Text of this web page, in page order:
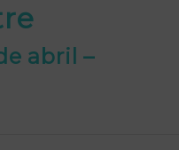
abril –